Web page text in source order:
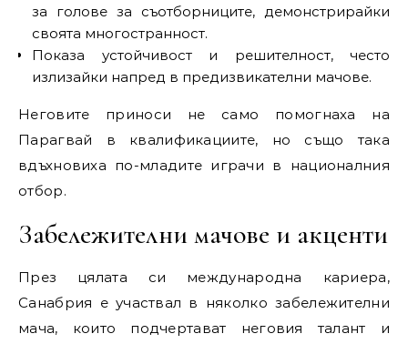
за голове за съотборниците, демонстрирайки
своята многостранност.
Показа устойчивост и решителност, често
излизайки напред в предизвикателни мачове.
Неговите приноси не само помогнаха на
Парагвай в квалификациите, но също така
вдъхновиха по-младите играчи в националния
отбор.
Забележителни мачове и акценти
През цялата си международна кариера,
Санабрия е участвал в няколко забележителни
мача, които подчертават неговия талант и